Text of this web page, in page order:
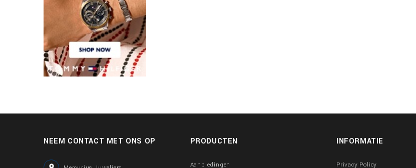
NEEM CONTACT MET ONS OP PRODUCTEN
Aanbiedingen
INFORMATIE
Privacy Policy